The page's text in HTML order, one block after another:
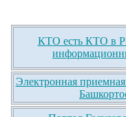
КТО есть КТО в
Электронная